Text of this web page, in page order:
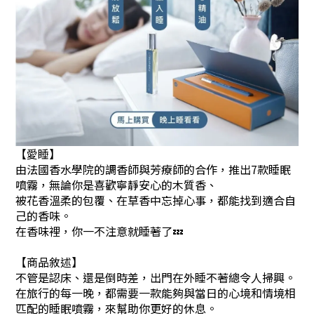
【愛睡】
由法國香水學院的調香師與芳療師的合作， 推出7款睡眠
噴霧，無論你是喜歡寧靜安心的木質香、
被花香溫柔的包覆、在草香中忘掉心事，都能找到適合自
己的香味。
在香味裡，你一不注意就睡著了💤
【商品敘述】
不管是認床、還是倒時差，出門在外睡不著總令人掃興。
在旅行的每一晚，都需要一款能夠與當日的心境和情境相
匹配的睡眠噴霧，來幫助你更好的休息。